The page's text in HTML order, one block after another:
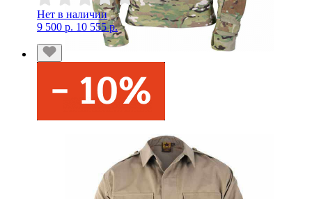
Нет в наличии
9 500 р. 10 555 р.